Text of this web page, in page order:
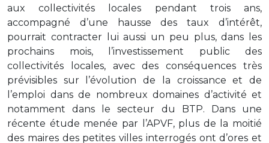
aux collectivités locales pendant trois ans,
accompagné d’une hausse des taux d’intérêt,
pourrait contracter lui aussi un peu plus, dans les
prochains mois, l’investissement public des
collectivités locales, avec des conséquences très
prévisibles sur l’évolution de la croissance et de
l’emploi dans de nombreux domaines d’activité et
notamment dans le secteur du BTP. Dans une
récente étude menée par l’APVF, plus de la moitié
des maires des petites villes interrogés ont d’ores et